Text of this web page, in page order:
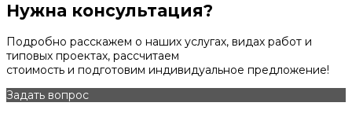
Нужна консультация?
Подробно расскажем о наших услугах, видах работ и
типовых проектах, рассчитаем
стоимость и подготовим индивидуальное предложение!
Задать вопрос